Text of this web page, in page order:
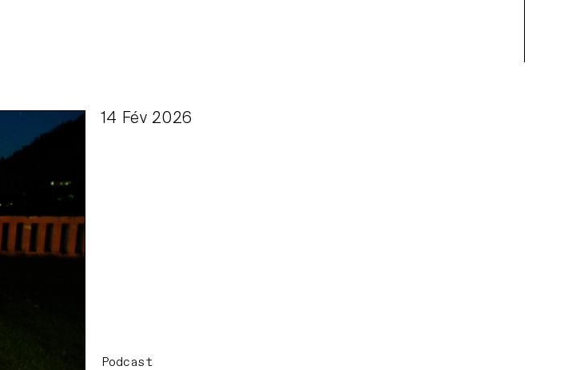
Podcast
14 Fév 2026